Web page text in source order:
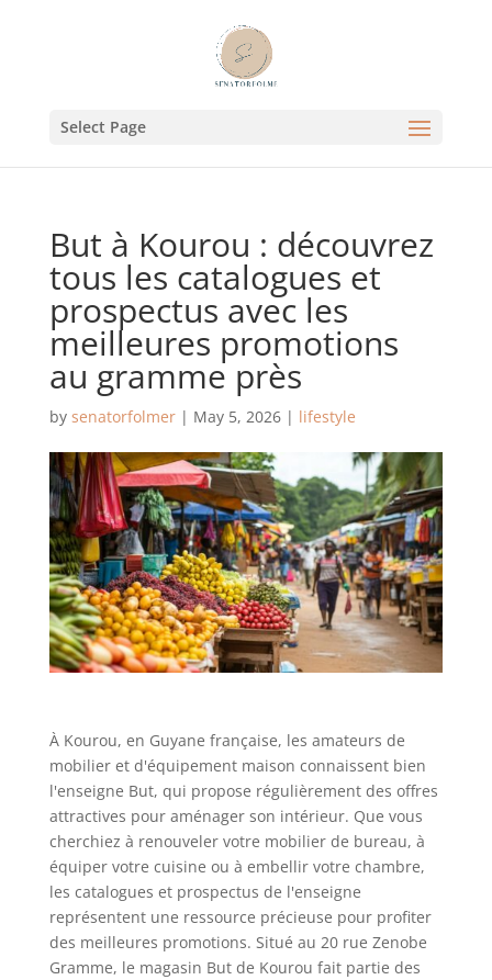
Select Page
But à Kourou : découvrez
tous les catalogues et
prospectus avec les
meilleures promotions
au gramme près
by senatorfolmer| May 5, 2026| lifestyle
À Kourou, en Guyane française, les amateurs de
mobilier et d'équipement maison connaissent bien
l'enseigne But, qui propose régulièrement des offres
attractives pour aménager son intérieur. Que vous
cherchiez à renouveler votre mobilier de bureau, à
équiper votre cuisine ou à embellir votre chambre,
les catalogues et prospectus de l'enseigne
représentent une ressource précieuse pour profiter
des meilleures promotions. Situé au 20 rue Zenobe
Gramme, le magasin But de Kourou fait partie des